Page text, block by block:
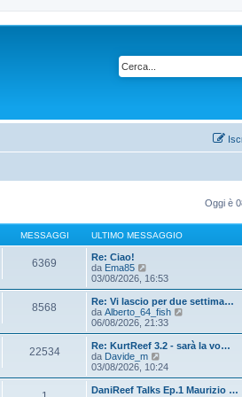
Oggi è
MESSAGGI ULTIMO MESSAGGIO
6369
Re: Ciao!
da Ema85
e
d
i
u
l
i
m
o
m
s
03/08/2026, 16:53
8568
Re: Vi lascio per due settima…
da Alberto_64_fish
d
i
06/08/2026, 21:33
22534
Re: KurtReef 3.2 - sarà la vo…
da Davide_m
e
d
03/08/2026, 10:24
DaniReef Talks Ep.1 Maurizio …